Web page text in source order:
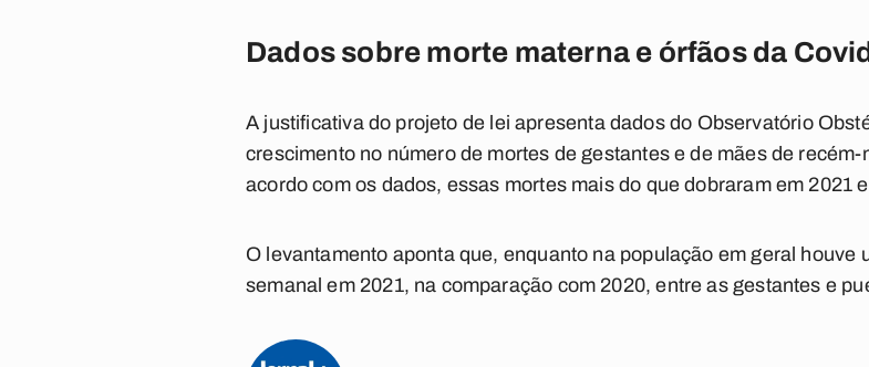
Dados sobre morte materna e órfãos da
A justificativa do projeto de lei apresenta dados do Observatório
crescimento no número de mortes de gestantes e de mães de
acordo com os dados, essas mortes mais do que dobraram em 2021
O levantamento aponta que, enquanto na população em geral houve
semanal em 2021, na comparação com 2020, entre as gestantes e